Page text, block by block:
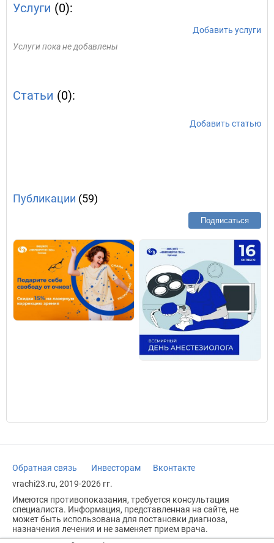
Услуги (0):
Добавить услуги
Услуги пока не добавлены
Статьи (0):
Добавить статью
Публикации (59)
Подписаться
Обратная связь Инвесторам
Вконтакте
vrachi23.ru, 2019-2026 гг.
Имеются противопоказания, требуется консультация
специалиста. Информация, представленная на сайте, не
может быть использована для постановки диагноза,
назначения лечения и не заменяет прием врача.